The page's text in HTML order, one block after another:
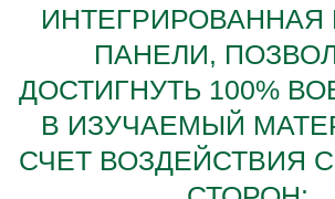
ИНТЕГРИРОВАННАЯ
ПАНЕЛИ,
ДОСТИГНУТЬ 100%
В ИЗУЧАЕМЫЙ
СЧЕТ ВОЗДЕЙСТВИЯ